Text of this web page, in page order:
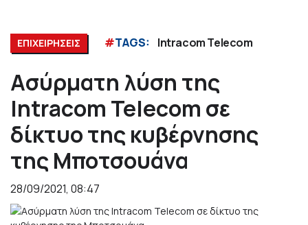
ΕΠΙΧΕΙΡΗΣΕΙΣ #TAGS: Intracom Telecom
Ασύρματη λύση της
Intracom Telecom σε
δίκτυο της κυβέρνησης
της Μποτσουάνα
28/09/2021, 08:47